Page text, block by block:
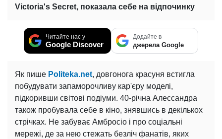
Victoria's Secret, показала себе на відпочинку
Читайте нас у
Google Discover
Додайте в
джерела Google
Як пише Politeka.net, довгонога красуня встигла
побудувати запаморочливу кар'єру моделі,
підкоривши світові подіуми. 40-річна Алессандра
також пробувала себе в кіно, знявшись в декількох
стрічках. Не забуває Амбросіо і про соціальні
мережі, де за нею стежать безліч фанатів, яких